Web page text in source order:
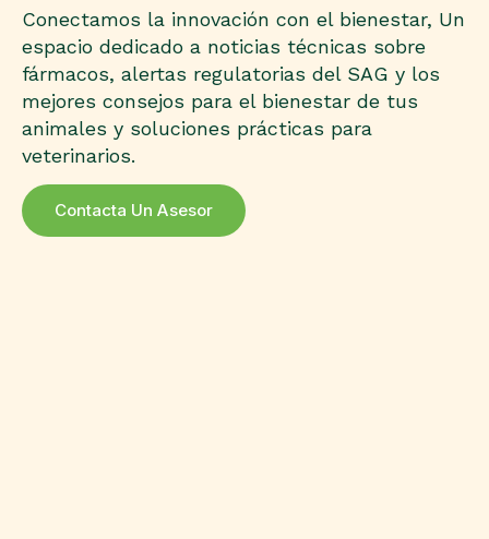
Conectamos la innovación con el bienestar, Un
espacio dedicado a noticias técnicas sobre
fármacos, alertas regulatorias del SAG y los
mejores consejos para el bienestar de tus
animales y soluciones prácticas para
veterinarios.
Contacta Un Asesor